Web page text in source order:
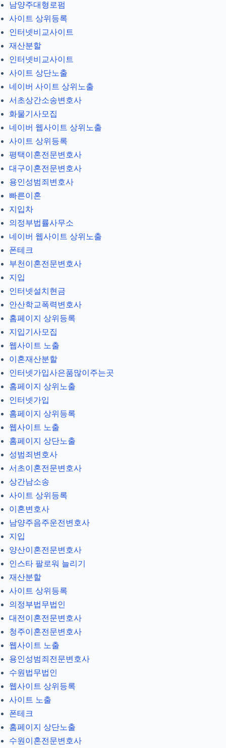
남양주대형로펌
사이트 상위등록
인터넷비교사이트
재산분할
인터넷비교사이트
사이트 상단노출
네이버 사이트 상위노출
서초상간소송변호사
화물기사모집
네이버 웹사이트 상위노출
사이트 상위등록
평택이혼전문변호사
대구이혼전문변호사
용인성범죄변호사
빠른이혼
지입차
의정부법률사무소
네이버 웹사이트 상위노출
폰테크
부천이혼전문변호사
지입
인터넷설치현금
안산학교폭력변호사
홈페이지 상위등록
지입기사모집
웹사이트 노출
이혼재산분할
인터넷가입사은품많이주는곳
홈페이지 상위노출
인터넷가입
홈페이지 상위등록
웹사이트 노출
홈페이지 상단노출
성범죄변호사
서초이혼전문변호사
상간남소송
사이트 상위등록
이혼변호사
남양주음주운전변호사
지입
양산이혼전문변호사
인스타 팔로워 늘리기
재산분할
사이트 상위등록
의정부법무법인
대전이혼전문변호사
청주이혼전문변호사
웹사이트 노출
용인성범죄전문변호사
수원법무법인
웹사이트 상위등록
사이트 노출
폰테크
홈페이지 상단노출
수원이혼전문변호사